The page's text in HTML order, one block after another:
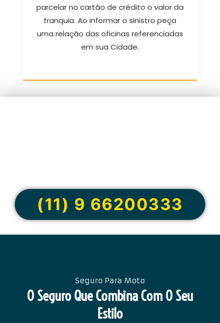
parcelar no cartão de crédito o valor da
franquia. Ao informar o sinistro peça
uma relação das oficinas referenciadas
em sua Cidade.
(11) 9 66200333
Seguro Para Moto
O Seguro Que Combina Com O Seu
Estilo